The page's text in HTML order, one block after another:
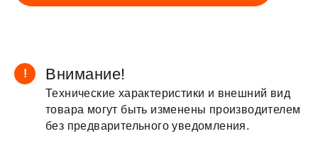
! Внимание!
Технические характеристики и внешний вид
товара могут быть изменены производителем
без предварительного уведомления.